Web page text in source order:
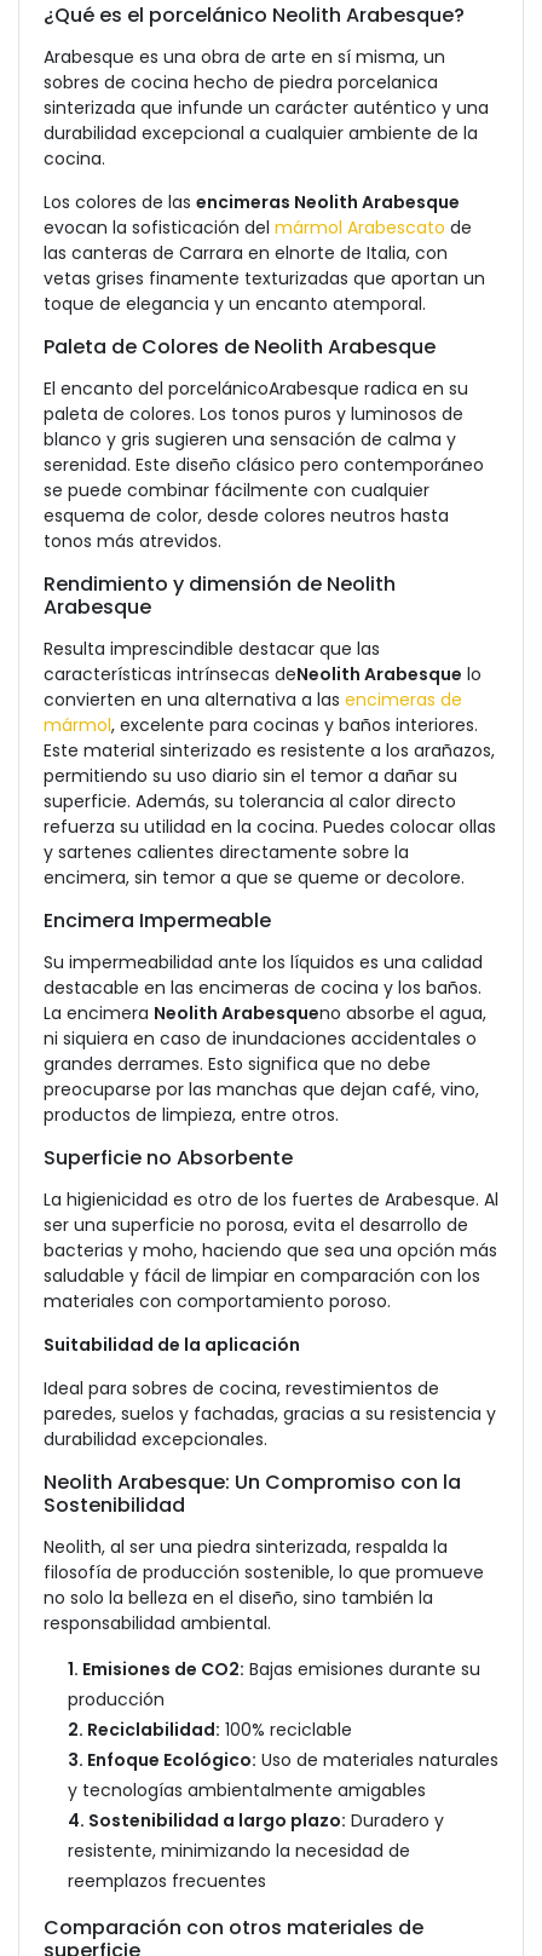
¿Qué es el porcelánico Neolith Arabesque?
Arabesque es una obra de arte en sí misma, un
sobres de cocina hecho de piedra porcelanica
sinterizada que infunde un carácter auténtico y una
durabilidad excepcional a cualquier ambiente de la
cocina.
Los colores de las encimeras Neolith Arabesque
evocan la sofisticación del mármol Arabescato de
las canteras de Carrara en elnorte de Italia, con
vetas grises finamente texturizadas que aportan un
toque de elegancia y un encanto atemporal.
Paleta de Colores de Neolith Arabesque
El encanto del porcelánicoArabesque radica en su
paleta de colores. Los tonos puros y luminosos de
blanco y gris sugieren una sensación de calma y
serenidad. Este diseño clásico pero contemporáneo
se puede combinar fácilmente con cualquier
esquema de color, desde colores neutros hasta
tonos más atrevidos.
Rendimiento y dimensión de Neolith
Arabesque
Resulta imprescindible destacar que las
características intrínsecas deNeolith Arabesque lo
convierten en una alternativa a las encimeras de
mármol, excelente para cocinas y baños interiores.
Este material sinterizado es resistente a los arañazos,
permitiendo su uso diario sin el temor a dañar su
superficie. Además, su tolerancia al calor directo
refuerza su utilidad en la cocina. Puedes colocar ollas
y sartenes calientes directamente sobre la
encimera, sin temor a que se queme or decolore.
Encimera Impermeable
Su impermeabilidad ante los líquidos es una calidad
destacable en las encimeras de cocina y los baños.
La encimera Neolith Arabesqueno absorbe el agua,
ni siquiera en caso de inundaciones accidentales o
grandes derrames. Esto significa que no debe
preocuparse por las manchas que dejan café, vino,
productos de limpieza, entre otros.
Superficie no Absorbente
La higienicidad es otro de los fuertes de Arabesque. Al
ser una superficie no porosa, evita el desarrollo de
bacterias y moho, haciendo que sea una opción más
saludable y fácil de limpiar en comparación con los
materiales con comportamiento poroso.
Suitabilidad de la aplicación
Ideal para sobres de cocina, revestimientos de
paredes, suelos y fachadas, gracias a su resistencia y
durabilidad excepcionales.
Neolith Arabesque: Un Compromiso con la
Sostenibilidad
Neolith, al ser una piedra sinterizada, respalda la
filosofía de producción sostenible, lo que promueve
no solo la belleza en el diseño, sino también la
responsabilidad ambiental.
1. Emisiones de CO2: Bajas emisiones durante su
producción
2. Reciclabilidad: 100% reciclable
3. Enfoque Ecológico: Uso de materiales naturales
y tecnologías ambientalmente amigables
4. Sostenibilidad a largo plazo: Duradero y
resistente, minimizando la necesidad de
reemplazos frecuentes
Comparación con otros materiales de